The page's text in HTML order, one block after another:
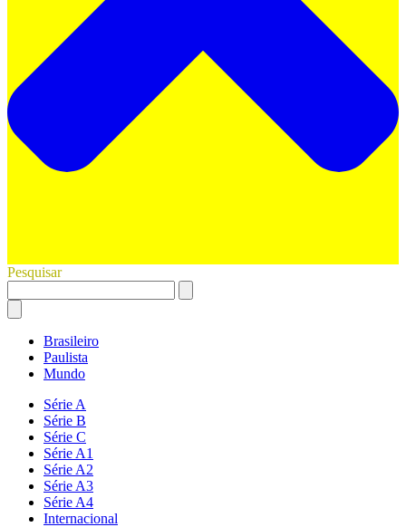
Pesquisar
Brasileiro
Paulista
Mundo
Série A
Série B
Série C
Série A1
Série A2
Série A3
Série A4
Internacional